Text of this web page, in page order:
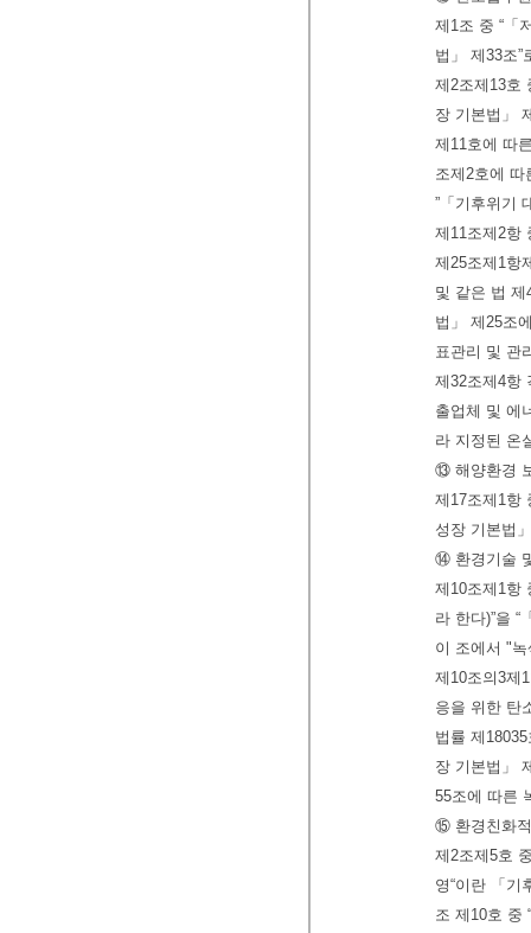
제1조 중 “「
법」 제33조”
제2조제13호
장 기본법」
제11호에 따
조제2호에 따
”「기후위기
제11조제2항
제25조제1항
및 같은 법 제
법」 제25조
표관리 및 관
제32조제4항
출업체 및 에
라 지정된 온
⑬ 해양환경
제17조제1항
성장 기본법
⑭ 환경기술
제10조제1항
라 한다)”을
이 조에서 "
제10조의3제
응을 위한 탄
법률 제
장 기본법」
55조에 따른
⑮ 환경친화
제2조제5호
영“이란 「기
조 제10호 중